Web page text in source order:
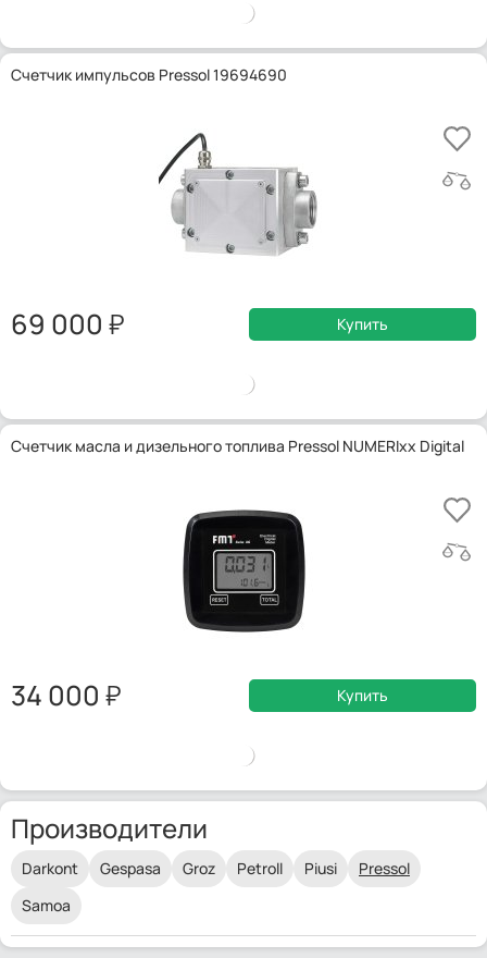
Счетчик импульсов Pressol 19694690
69 000 Купить
Счетчик масла и дизельного топлива Pressol NUMERIxx Digital
34 000 Купить
Производители
Darkont Gespasa Groz Petroll Piusi
Pressol
Samoa